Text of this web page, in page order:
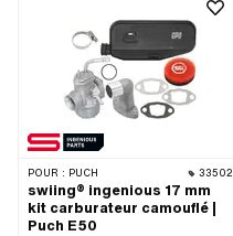
POUR : PUCH 33502
swiing® ingenious 17 mm
kit carburateur camouflé |
Puch E50